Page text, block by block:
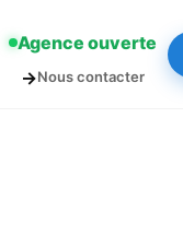
Agence ouverte
→Nous contacter